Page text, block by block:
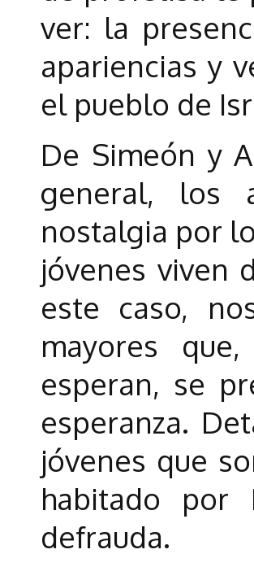
ver: la
apariencias y
el pueblo de
De Simeón y
general, los
nostalgia por
jóvenes viven
este caso,
mayores
esperan, se
esperanza.
jóvenes que
habitado
defrauda.